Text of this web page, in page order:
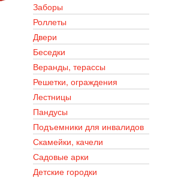
Заборы
Роллеты
Двери
Беседки
Веранды, терассы
Решетки, ограждения
Лестницы
Пандусы
Подъемники для инвалидов
Скамейки, качели
Садовые арки
Детские городки